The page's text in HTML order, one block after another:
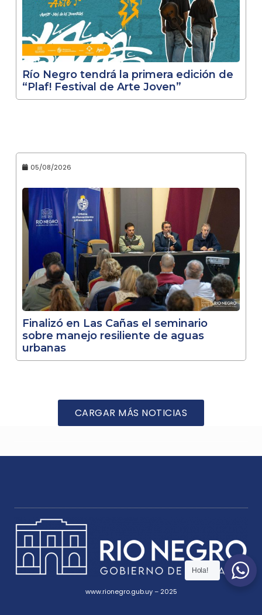
Río Negro tendrá la primera edición de
“Plaf! Festival de Arte Joven”
05/08/2026
Finalizó en Las Cañas el seminario
sobre manejo resiliente de aguas
urbanas
CARGAR MÁS NOTICIAS
www.rionegro.gub.uy – 2025
Hola!